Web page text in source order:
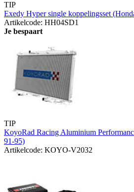
TIP
Exedy Hyper single koppelingsset
Artikelcode: HH04SD1
Je bespaart
TIP
KoyoRad Racing Aluminium
91-95)
Artikelcode: KOYO-V2032